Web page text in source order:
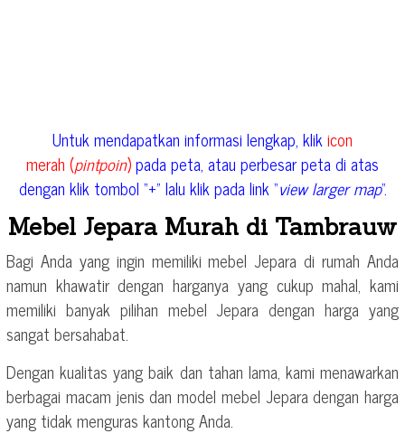
Untuk mendapatkan informasi lengkap, klikicon
merah (pintpoin)pada peta, atau perbesar peta di atas
dengan klik tombol “+” lalu klik pada link “view larger map“.
Mebel Jepara Murah di Tambrauw
Bagi Anda yang ingin memiliki mebel Jepara di rumah Anda
namun khawatir dengan harganya yang cukup mahal, kami
memiliki banyak pilihan mebel Jepara dengan harga yang
sangat bersahabat.
Dengan kualitas yang baik dan tahan lama, kami menawarkan
berbagai macam jenis dan model mebel Jepara dengan harga
yang tidak menguras kantong Anda.